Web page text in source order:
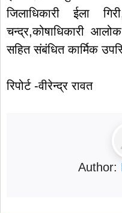
जिलाधिकारी ईला
चन्द्र,कोषाधिकारी
सहित संबंधित कार्मिक
रिपोर्ट -वीरेन्द्र रावत
Author: